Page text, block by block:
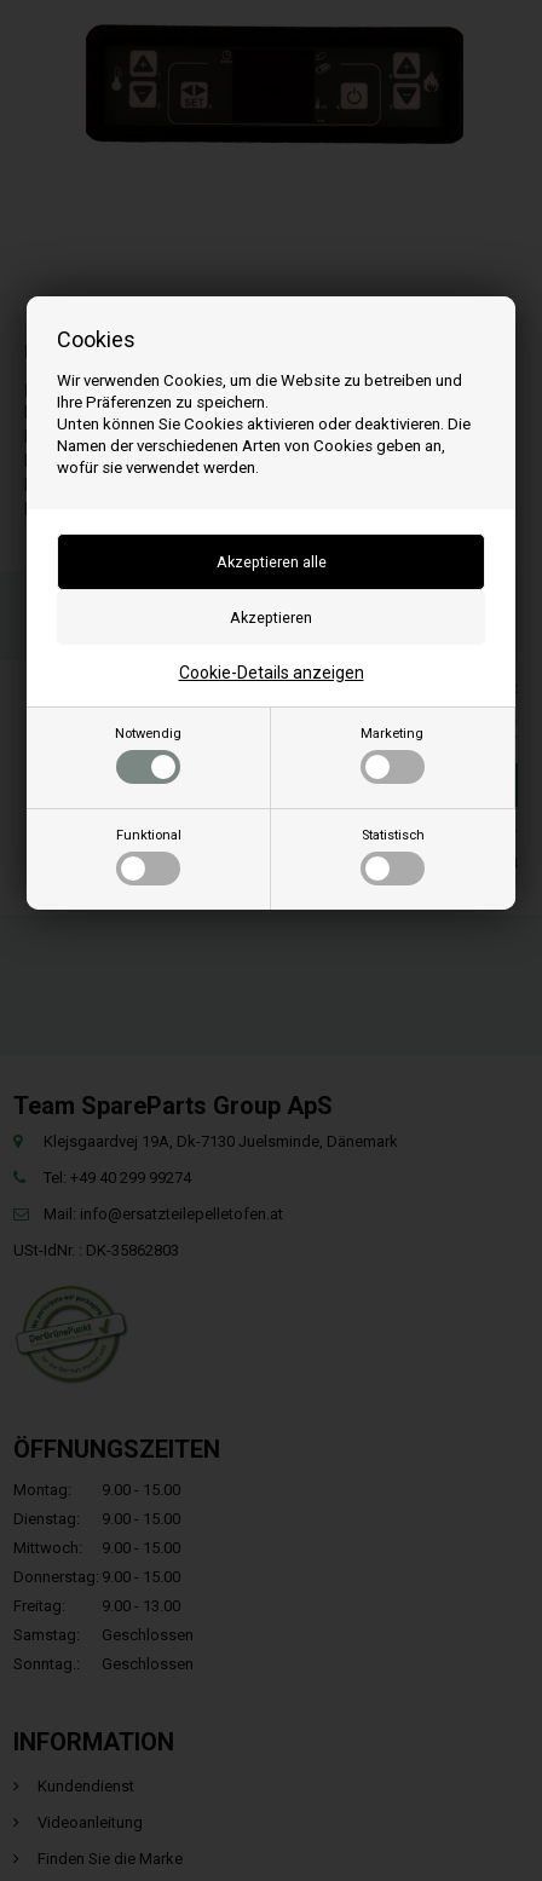
Cookies
Wir verwenden Cookies, um die Website zu betreiben und
Ihre Präferenzen zu speichern.
Unten können Sie Cookies aktivieren oder deaktivieren. Die
Namen der verschiedenen Arten von Cookies geben an,
wofür sie verwendet werden.
Notwendig Marketing
Funktional Statistisch
Cookie-Details anzeigen
Passt zu:
P1.1
P1.3
Bestellen Sie Ihre Artikel vor 15:00 Uhr
Schnelle Lieferung - Paketnummer an E-Mail
Alle Preise inkl. MwSt
125,00 EUR
In den warenkorb
Auf lager
Lieferung 2-4
Team SpareParts Group ApS
Klejsgaardvej 19A, Dk-7130 Juelsminde, Dänemark
Tel: +49 40 299 99274
Mail: info@ersatzteilepelletofen.at
USt-IdNr. : DK-35862803
ÖFFNUNGSZEITEN
Montag:
9.00 - 15.00
Dienstag:
9.00 - 15.00
Mittwoch:
9.00 - 15.00
Donnerstag: 9.00 - 15.00
Freitag:
9.00 - 13.00
Samstag:
Geschlossen
Sonntag.:
Geschlossen
INFORMATION
Kundendienst
Videoanleitung
Finden Sie die Marke